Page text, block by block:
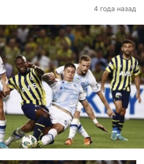
4 года назад